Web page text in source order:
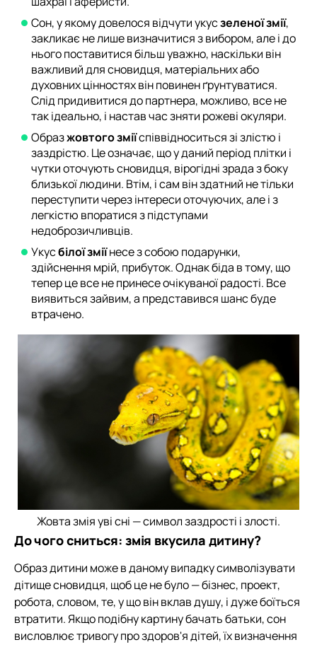
Сон, у якому довелося відчути укусзеленої змії,
закликає не лише визначитися з вибором, але і до
нього поставитися більш уважно, наскільки він
важливий для сновидця, матеріальних або
духовних цінностях він повинен ґрунтуватися.
Слід придивитися до партнера, можливо, все не
так ідеально, і настав час зняти рожеві окуляри.
Образжовтого зміїспіввідноситься зі злістю і
заздрістю. Це означає, що у даний період плітки і
чутки оточують сновидця, вірогідні зрада з боку
близької людини. Втім, і сам він здатний не тільки
переступити через інтереси оточуючих, але і з
легкістю впоратися з підступами
недоброзичливців.
Укусбілої зміїнесе з собою подарунки,
здійснення мрій, прибуток. Однак біда в тому, що
тепер це все не принесе очікуваної радості. Все
виявиться зайвим, а представився шанс буде
втрачено.
Жовта змія уві сні — символ заздрості і злості.
До чого сниться: змія вкусила дитину?
Образ дитини може в даному випадку символізувати
дітище сновидця, щоб це не було — бізнес, проект,
робота, словом, те, у що він вклав душу, і дуже боїться
втратити. Якщо подібну картину бачать батьки, сон
висловлює тривогу про здоров'я дітей, їх визначення